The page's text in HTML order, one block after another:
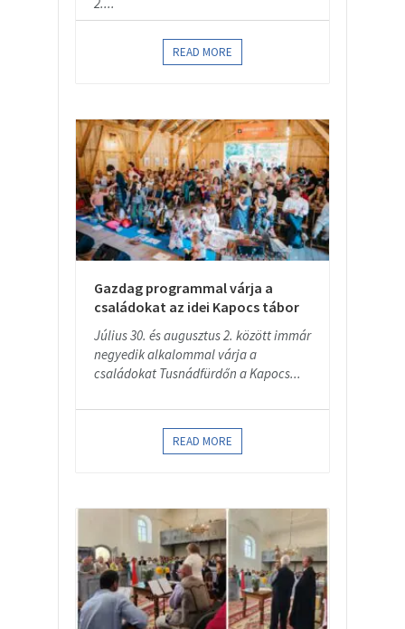
READ MORE
Gazdag programmal várja a
családokat az idei Kapocs tábor
Július 30. és augusztus 2. között immár
negyedik alkalommal várja a
családokat Tusnádfürdőn a Kapocs...
READ MORE